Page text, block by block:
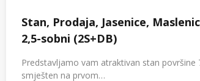
Stan, Prodaja, Jasenice,
2,5-sobni (2S+DB)
Predstavljamo vam atraktivan stan površine
smješten na prvom…